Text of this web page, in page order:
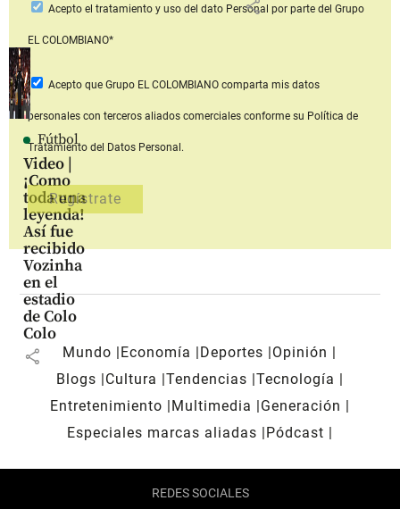
share
Fútbol
Video |
¡Como
toda una
leyenda!
Así fue
recibido
Vozinha
en el
estadio
de Colo
Colo
share
Acepto el tratamiento y uso del dato Personal por parte del Grupo
EL COLOMBIANO*
Acepto que Grupo EL COLOMBIANOcomparta mis datos
personales con terceros aliados comerciales conforme su Política de
Tratamiento del Datos Personal.
Mundo Economía Deportes
Opinión
Blogs
Cultura Tendencias Tecnología
Entretenimiento
Multimedia
Generación
Especiales marcas aliadas
Pódcast
REDES SOCIALES